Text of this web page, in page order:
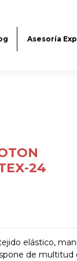
Asesoría
24
elástico,
de multitud